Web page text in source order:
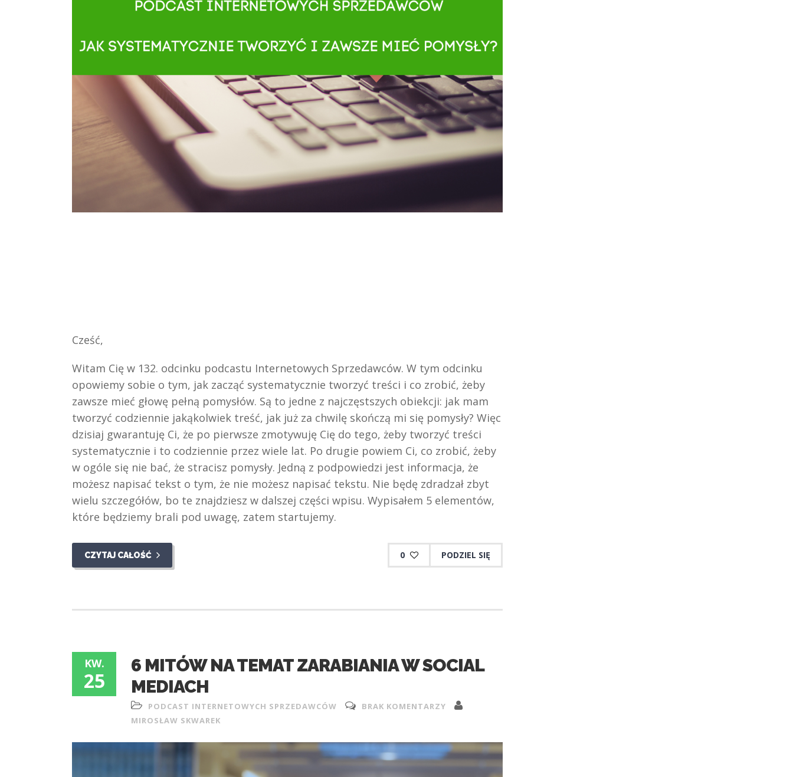
Cześć,
Witam Cię w 132. odcinku podcastu Internetowych Sprzedawców. W tym odcinku
opowiemy sobie o tym, jak zacząć systematycznie tworzyć treści i co zrobić, żeby
zawsze mieć głowę pełną pomysłów. Są to jedne z najczęstszych obiekcji: jak mam
tworzyć codziennie jakąkolwiek treść, jak już za chwilę skończą mi się pomysły? Więc
dzisiaj gwarantuję Ci, że po pierwsze zmotywuję Cię do tego, żeby tworzyć treści
systematycznie i to codziennie przez wiele lat. Po drugie powiem Ci, co zrobić, żeby
w ogóle się nie bać, że stracisz pomysły. Jedną z podpowiedzi jest informacja, że
możesz napisać tekst o tym, że nie możesz napisać tekstu. Nie będę zdradzał zbyt
wielu szczegółów, bo te znajdziesz w dalszej części wpisu. Wypisałem 5 elementów,
które będziemy brali pod uwagę, zatem startujemy.
CZYTAJ CAŁOŚĆ 0 PODZIEL SIĘ
KW.
25
6 MITÓW NA TEMAT ZARABIANIA W SOCIAL
MEDIACH
PODCAST INTERNETOWYCH SPRZEDAWCÓW
BRAK KOMENTARZY
MIROSŁAW SKWAREK